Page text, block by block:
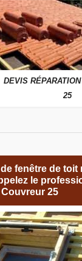
DEVIS
25
fenêtre de toit
le
25